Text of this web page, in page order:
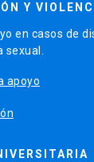
Y
en casos de
sexual.
apoyo